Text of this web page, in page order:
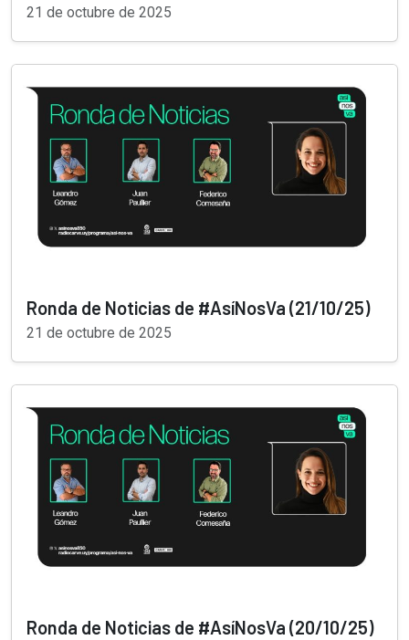
21 de octubre de 2025
Ronda de Noticias de #AsíNosVa (21/10/25)
21 de octubre de 2025
Ronda de Noticias de #AsíNosVa (20/10/25)